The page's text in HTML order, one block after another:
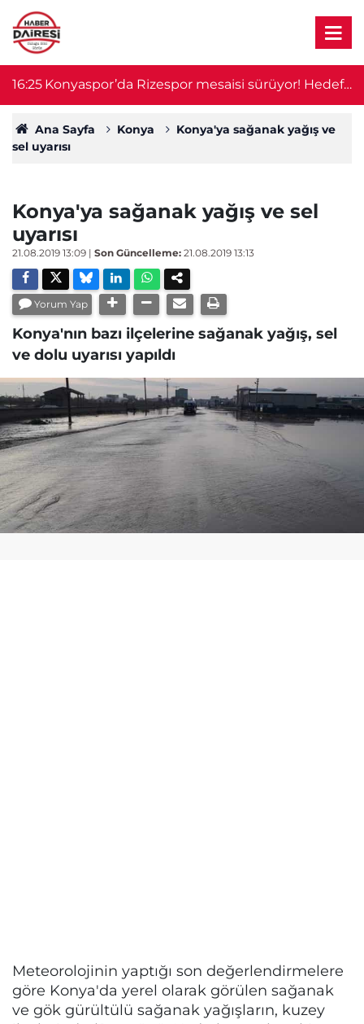
16:25 Konyaspor’da Rizespor mesaisi sürüyor! Hedef
3 puan
Ana Sayfa Konya
Konya'ya sağanak yağış ve
sel uyarısı
Konya'ya sağanak yağış ve sel
uyarısı
21.08.2019 13:09 | Son Güncelleme: 21.08.2019 13:13
Yorum Yap
Konya'nın bazı ilçelerine sağanak yağış, sel
ve dolu uyarısı yapıldı
Meteorolojinin yaptığı son değerlendirmelere
göre Konya'da yerel olarak görülen sağanak
ve gök gürültülü sağanak yağışların, kuzey